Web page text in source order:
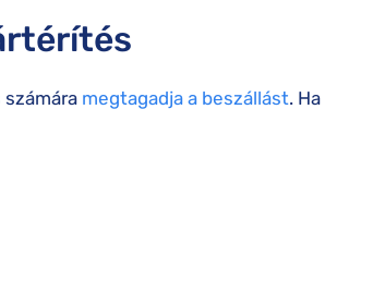
megtagadja a beszállást. Ha